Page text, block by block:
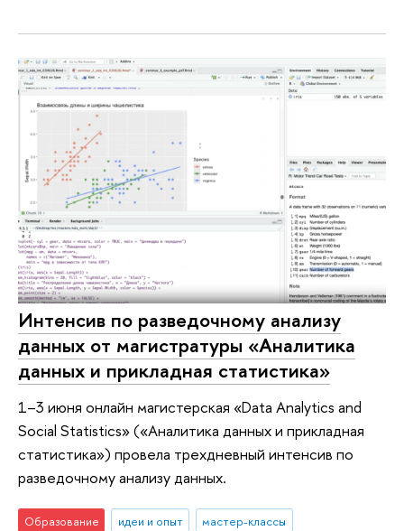
Интенсив по разведочному анализу
данных от магистратуры «Аналитика
данных и прикладная статистика»
1–3 июня онлайн магистерская «Data Analytics and
Social Statistics» («Аналитика данных и прикладная
статистика») провела трехдневный интенсив по
разведочному анализу данных.
Образование идеи и опыт
мастер-классы